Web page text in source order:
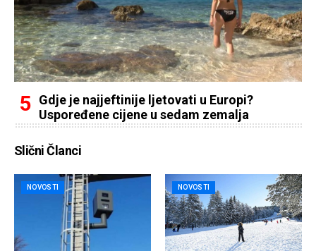
Gdje je najjeftinije ljetovati u Europi?
Uspoređene cijene u sedam zemalja
Slični Članci
NOVOSTI NOVOSTI